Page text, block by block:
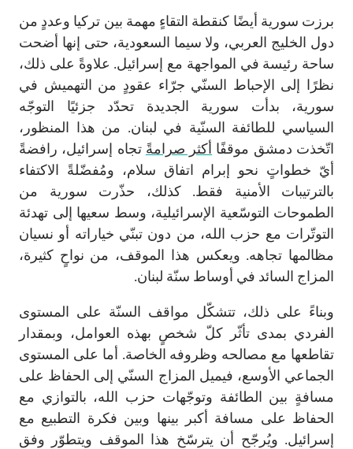
برزت سورية أيضًا كنقطة التقاءٍ مهمة بين تركيا وعددٍ من
دول الخليج العربي، ولا سيما السعودية، حتى إنها أضحت
ساحة رئيسة في المواجهة مع إسرائيل. علاوةً على ذلك،
نظرًا إلى الإحباط السنّي جرّاء عقودٍ من التهميش في
سورية، بدأت سورية الجديدة تحدّد جزئيًا التوجّه
السياسي للطائفة السنّية في لبنان. من هذا المنظور،
اتّخذت دمشق موقفًا أكثر صرامةً تجاه إسرائيل، رافضةً
أيّ خطواتٍ نحو إبرام اتفاق سلام، ومُفضّلةً الاكتفاء
بالترتيبات الأمنية فقط. كذلك، حذّرت سورية من
الطموحات التوسّعية الإسرائيلية، وسط سعيها إلى تهدئة
التوتّرات مع حزب الله، من دون تبنّي خياراته أو نسيان
مظالمها تجاهه. ويعكس هذا الموقف، من نواحٍ كثيرة،
المزاج السائد في أوساط سنّة لبنان.
وبناءً على ذلك، تتشكّل مواقف السنّة على المستوى
الفردي بمدى تأثّر كلّ شخصٍ بهذه العوامل، وبمقدار
تقاطعها مع مصالحه وظروفه الخاصة. أما على المستوى
الجماعي الأوسع، فيميل المزاج السنّي إلى الحفاظ على
مسافةٍ بين الطائفة وتوجّهات حزب الله، بالتوازي مع
الحفاظ على مسافة أكبر بينها وبين فكرة التطبيع مع
إسرائيل. ويُرجّح أن يترسّخ هذا الموقف ويتطوّر وفق